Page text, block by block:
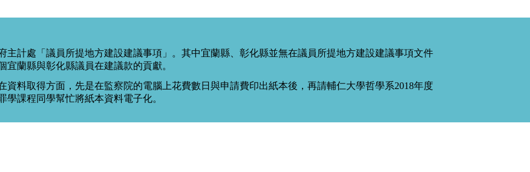
主計處「議員所提地方建設建議事項」。其中宜蘭縣、彰化縣並無在議員所提地方建設建議事項文件
蘭縣與彰化縣議員在建議款的貢獻。
資料取得方面，先是在監察院的電腦上花費數日與申請費印出紙本後，再請輔仁大學哲學系2018年度
學課程同學幫忙將紙本資料電子化。